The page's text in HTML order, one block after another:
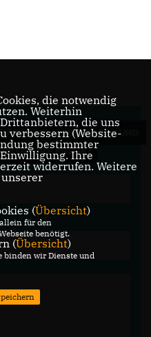
ANREGUNGEN UND
IHRE KRITIK.
die notwendig
Weiterhin
die uns
verbessern (Website-
bestimmter
Ihre
widerrufen. Weitere
(Übersicht)
für den
benötigt.
(Übersicht)
binden wir Dienste und